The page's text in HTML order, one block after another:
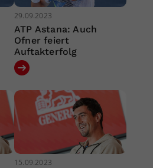
29.09.2023
ATP Astana: Auch
Ofner feiert
Auftakterfolg
15.09.2023